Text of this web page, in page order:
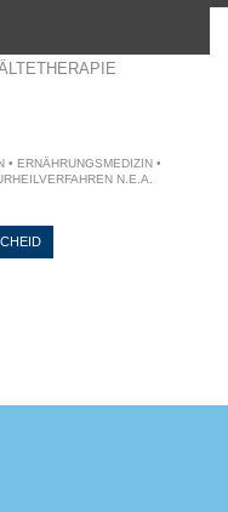
ERNÄHRUNGSMEDIZIN •
N.E.A.